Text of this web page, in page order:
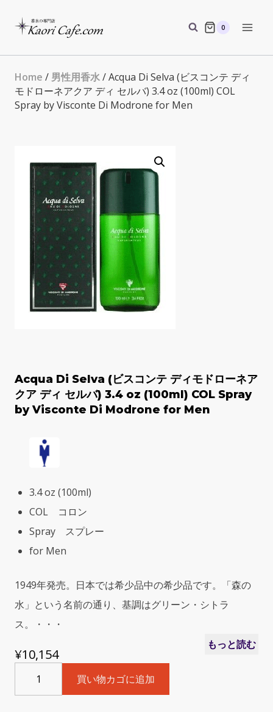
0
Home / 男性用香水/ Acqua Di Selva (ビスコンテ ディ
モドローネアクア ディ セルバ) 3.4 oz (100ml) COL
Spray by Visconte Di Modrone for Men
Acqua Di Selva (ビスコンテ ディモドローネア
クア ディ セルバ) 3.4 oz (100ml) COL Spray
by Visconte Di Modrone for Men
3.4 oz (100ml)
COL コロン
Spray スプレー
for Men
1949年発売。日本では希少品中の希少品です。「森の
水」という名前の通り、基調はグリーン・シトラ
ス。・・・
もっと読む
¥10,154
Selva
買い物カゴに追加